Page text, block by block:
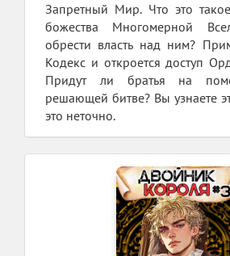
Запретный Мир. Что это
божества Многомерной
обрести власть над ним?
Кодекс и откроется доступ
Придут ли братья на
решающей битве? Вы узнаете
это неточно.